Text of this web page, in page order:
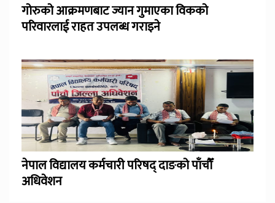
गोरुको आक्रमणबाट ज्यान गुमाएका विकको
परिवारलाई राहत उपलब्ध गराइने
नेपाल विद्यालय कर्मचारी परिषद् दाङको पाँचौँ
अधिवेशन